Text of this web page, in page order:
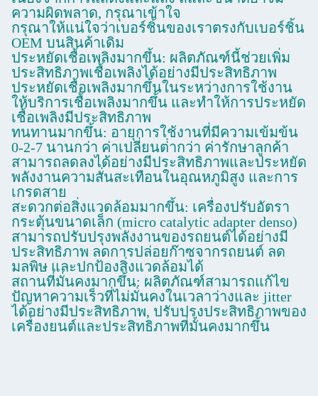
ความผิดพลาด, กรุณาเข้าใจ
กรุณาให้แน่ใจว่าเบอร์ชิ้นของเราตรงกับเบอร์ชิ้น
OEM บนสินค้าเดิม
ประหยัดเชื้อเพลิงมากขึ้น: ผลิตภัณฑ์นี้ช่วยเพิ่ม
ประสิทธิภาพเชื้อเพลิงได้อย่างมีประสิทธิภาพ
ประหยัดเชื้อเพลิงมากขึ้นในระหว่างการใช้งาน
ให้บริการเชื้อเพลิงมากขึ้น และทําให้การประหยัด
เชื้อเพลิงมีประสิทธิภาพ
ทนทานมากขึ้น: อายุการใช้งานที่มีความเข้มข้น
0-2-7 นานกว่า ค่าเปลี่ยนต่ํากว่า ค่ารักษาลูกค้า
สามารถลดลงได้อย่างมีประสิทธิภาพและประหยัด
พลังงานความสั่นสะเทือนในอุณหภูมิสูง และการ
เกรดสาย
สะดวกต่อสิ่งแวดล้อมมากขึ้น: เครื่องปรับอัตรา
กระตุ้นขนาดเล็ก (micro catalytic adapter denso)
สามารถปรับปรุงพลังงานของรถยนต์ได้อย่างมี
ประสิทธิภาพ ลดการปล่อยก๊าซจากรถยนต์ ลด
มลพิษ และปกป้องสิ่งแวดล้อมได้
สถานที่มั่นคงมากขึ้น: ผลิตภัณฑ์สามารถแก้ไข
ปัญหาความเร็วที่ไม่มั่นคงในเวลาว่างและ jitter
ได้อย่างมีประสิทธิภาพ, ปรับปรุงประสิทธิภาพของ
เครื่องยนต์และประสิทธิภาพที่มั่นคงมากขึ้น